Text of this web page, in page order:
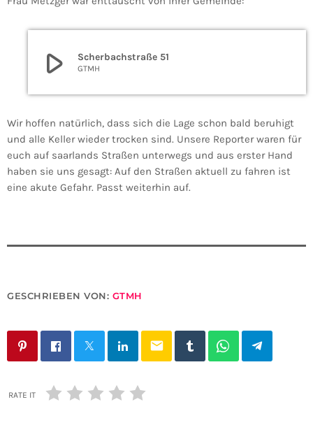
play_arrow Scherbachstraße 51
GTMH
Wir hoffen natürlich, dass sich die Lage schon bald beruhigt
und alle Keller wieder trocken sind. Unsere Reporter waren für
euch auf saarlands Straßen unterwegs und aus erster Hand
haben sie uns gesagt: Auf den Straßen aktuell zu fahren ist
eine akute Gefahr. Passt weiterhin auf.
GESCHRIEBEN VON: GTMH
email
RATE IT